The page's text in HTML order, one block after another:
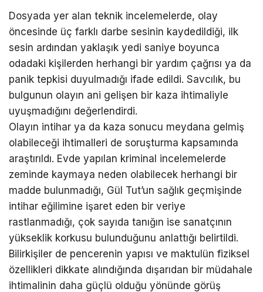
Dosyada yer alan teknik incelemelerde, olay
öncesinde üç farklı darbe sesinin kaydedildiği, ilk
sesin ardından yaklaşık yedi saniye boyunca
odadaki kişilerden herhangi bir yardım çağrısı ya da
panik tepkisi duyulmadığı ifade edildi. Savcılık, bu
bulgunun olayın ani gelişen bir kaza ihtimaliyle
uyuşmadığını değerlendirdi.
Olayın intihar ya da kaza sonucu meydana gelmiş
olabileceği ihtimalleri de soruşturma kapsamında
araştırıldı. Evde yapılan kriminal incelemelerde
zeminde kaymaya neden olabilecek herhangi bir
madde bulunmadığı, Gül Tut’un sağlık geçmişinde
intihar eğilimine işaret eden bir veriye
rastlanmadığı, çok sayıda tanığın ise sanatçının
yükseklik korkusu bulunduğunu anlattığı belirtildi.
Bilirkişiler de pencerenin yapısı ve maktulün fiziksel
özellikleri dikkate alındığında dışarıdan bir müdahale
ihtimalinin daha güçlü olduğu yönünde görüş